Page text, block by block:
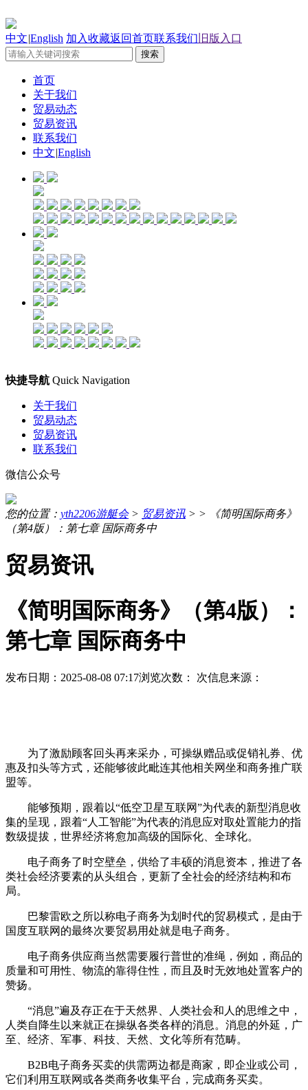
中文|English 加入收藏返回首页联系我们 旧版入口
首页
关于我们
贸易动态
贸易资讯
联系我们
中文|English
快捷导航 Quick Navigation
关于我们
贸易动态
贸易资讯
联系我们
微信公众号
您的位置： yth2206游艇会> 贸易资讯 > >
《简明国际商务》
（第4版）：第七章 国际商务中
贸易资讯
《简明国际商务》（第4版）：
第七章 国际商务中
发布日期：2025-08-08 07:17浏览次数： 次信息来源：
为了激励顾客回头再来采办，可操纵赠品或促销礼券、优
惠及扣头等方式，还能够彼此毗连其他相关网坐和商务推广联
盟等。
能够预期，跟着以“低空卫星互联网”为代表的新型消息收
集的呈现，跟着“人工智能”为代表的消息应对取处置能力的指
数级提拔，世界经济将愈加高级的国际化、全球化。
电子商务了时空壁垒，供给了丰硕的消息资本，推进了各
类社会经济要素的从头组合，更新了全社会的经济结构和布
局。
巴黎雷欧之所以称电子商务为划时代的贸易模式，是由于
国度互联网的最终次要贸易用处就是电子商务。
电子商务供应商当然需要履行普世的准绳，例如，商品的
质量和可用性、物流的靠得住性，而且及时无效地处置客户的
赞扬。
“消息”遍及存正在于天然界、人类社会和人的思维之中，
人类自降生以来就正在操纵各类各样的消息。消息的外延，广
至、经济、军事、科技、天然、文化等所有范畴。
B2B电子商务买卖的供需两边都是商家，即企业或公司，
它们利用互联网或各类商务收集平台，完成商务买卖。